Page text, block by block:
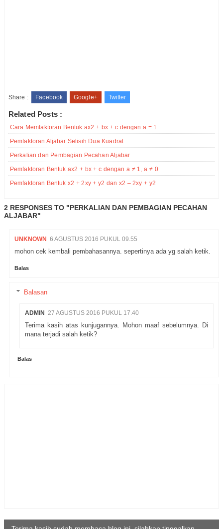
Share : Facebook Google+ Twitter
Related Posts :
Cara Memfaktoran Bentuk ax2 + bx + c dengan a = 1
Pemfaktoran Aljabar Selisih Dua Kuadrat
Perkalian dan Pembagian Pecahan Aljabar
Pemfaktoran Bentuk ax2 + bx + c dengan a ≠ 1, a ≠ 0
Pemfaktoran Bentuk x2 + 2xy + y2 dan x2 – 2xy + y2
2 RESPONSES TO "PERKALIAN DAN PEMBAGIAN PECAHAN
ALJABAR"
UNKNOWN 6 AGUSTUS 2016 PUKUL 09.55
mohon cek kembali pembahasannya. sepertinya ada yg salah ketik.
Balas
Balasan
ADMIN 27 AGUSTUS 2016 PUKUL 17.40
Terima kasih atas kunjugannya. Mohon maaf sebelumnya. Di
mana terjadi salah ketik?
Balas